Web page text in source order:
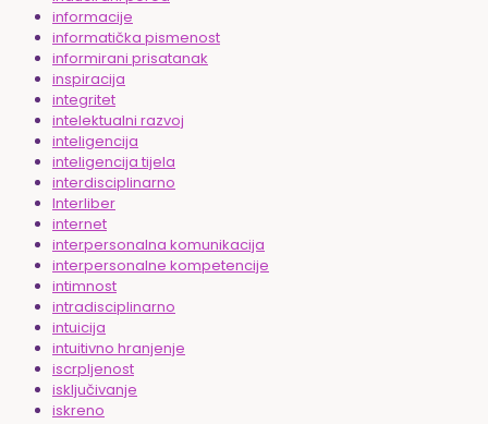
informacije
informatička pismenost
informirani prisatanak
inspiracija
integritet
intelektualni razvoj
inteligencija
inteligencija tijela
interdisciplinarno
Interliber
internet
interpersonalna komunikacija
interpersonalne kompetencije
intimnost
intradisciplinarno
intuicija
intuitivno hranjenje
iscrpljenost
isključivanje
iskreno